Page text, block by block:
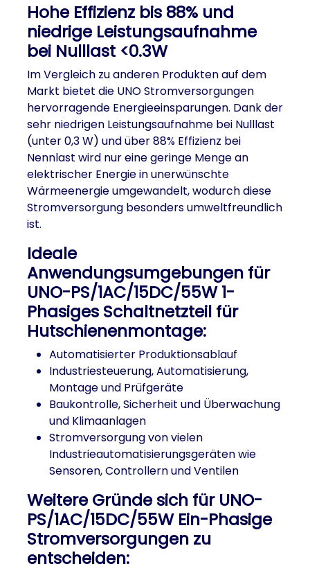
Hohe Effizienz bis 88% und
niedrige Leistungsaufnahme
bei Nulllast <0.3W
Im Vergleich zu anderen Produkten auf dem
Markt bietet die UNO Stromversorgungen
hervorragende Energieeinsparungen. Dank der
sehr niedrigen Leistungsaufnahme bei Nulllast
(unter 0,3 W) und über 88% Effizienz bei
Nennlast wird nur eine geringe Menge an
elektrischer Energie in unerwünschte
Wärmeenergie umgewandelt, wodurch diese
Stromversorgung besonders umweltfreundlich
ist.
Ideale
Anwendungsumgebungen für
UNO-PS/1AC/15DC/55W 1-
Phasiges Schaltnetzteil für
Hutschienenmontage:
Automatisierter Produktionsablauf
Industriesteuerung, Automatisierung,
Montage und Prüfgeräte
Baukontrolle, Sicherheit und Überwachung
und Klimaanlagen
Stromversorgung von vielen
Industrieautomatisierungsgeräten wie
Sensoren, Controllern und Ventilen
Weitere Gründe sich für UNO-
PS/1AC/15DC/55W Ein-Phasige
Stromversorgungen zu
entscheiden: